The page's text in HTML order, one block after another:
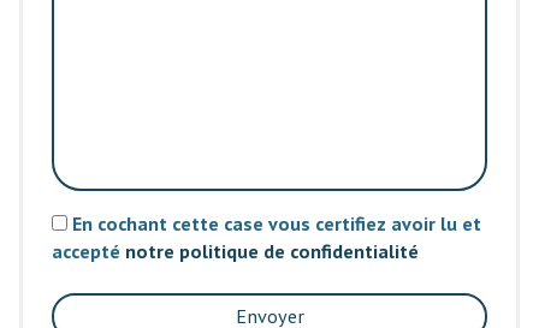
En cochant cette case vous certifiez avoir lu et
accepté notre politique de confidentialité
Envoyer